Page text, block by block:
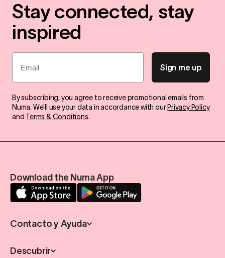
Stay connected, stay
inspired
Email
Sign me up
By subscribing, you agree to receive promotional emails from
Numa. We'll use your data in accordance with our Privacy Policy
and Terms & Conditions.
Download the Numa App
Contacto y Ayuda
Descubrir